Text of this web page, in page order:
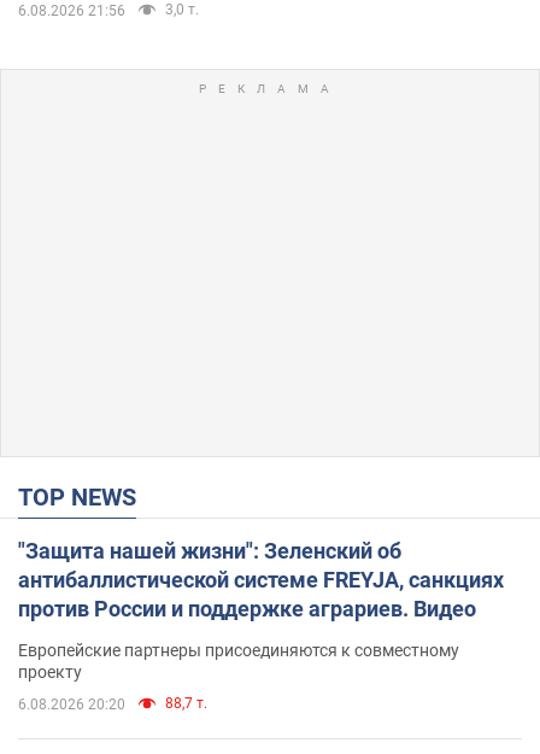
6.08.2026 21:56 3,0 т.
TOP NEWS
"Защита нашей жизни": Зеленский об
антибаллистической системе FREYJA, санкциях
против России и поддержке аграриев. Видео
Европейские партнеры присоединяются к совместному
проекту
6.08.2026 20:20 88,7 т.